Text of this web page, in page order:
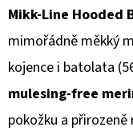
hodnocení
produktu
je
0,0
z
Mikk-Line Hooded
mimořádně měkký
kojence i batolata
mulesing-free
pokožku a
S
PODRÁŽKOU
A
KOPRETINA
CAROZOO
410